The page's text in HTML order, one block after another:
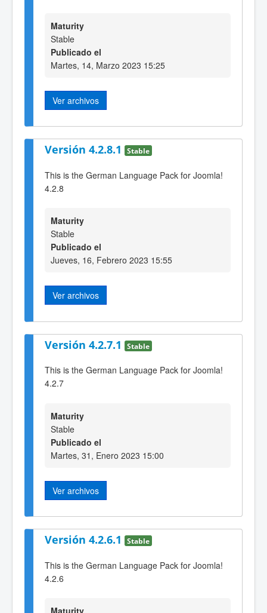
Maturity
Stable
Publicado el
Martes, 14, Marzo 2023 15:25
Ver archivos
Versión 4.2.8.1 Stable
This is the German Language Pack for Joomla!
4.2.8
Maturity
Stable
Publicado el
Jueves, 16, Febrero 2023 15:55
Ver archivos
Versión 4.2.7.1 Stable
This is the German Language Pack for Joomla!
4.2.7
Maturity
Stable
Publicado el
Martes, 31, Enero 2023 15:00
Ver archivos
Versión 4.2.6.1 Stable
This is the German Language Pack for Joomla!
4.2.6